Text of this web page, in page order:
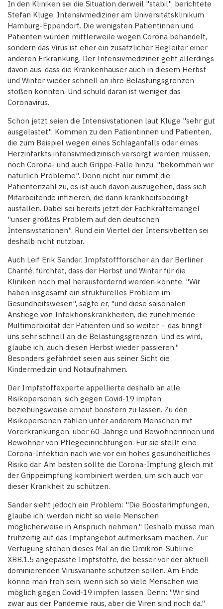
In den Kliniken sei die Situation derweil "stabil", berichtete
Stefan Kluge, Intensivmediziner am Universitätsklinikum
Hamburg-Eppendorf. Die wenigsten Patientinnen und
Patienten würden mittlerweile wegen Corona behandelt,
sondern das Virus ist eher ein zusätzlicher Begleiter einer
anderen Erkrankung. Der Intensivmediziner geht allerdings
davon aus, dass die Krankenhäuser auch in diesem Herbst
und Winter wieder schnell an ihre Belastungsgrenzen
stoßen könnten. Und schuld daran ist weniger das
Coronavirus.
Schon jetzt seien die Intensivstationen laut Kluge "sehr gut
ausgelastet". Kommen zu den Patientinnen und Patienten,
die zum Beispiel wegen eines Schlaganfalls oder eines
Herzinfarkts intensivmedizinisch versorgt werden müssen,
noch Corona- und auch Grippe-Fälle hinzu, "bekommen wir
natürlich Probleme". Denn nicht nur nimmt die
Patientenzahl zu, es ist auch davon auszugehen, dass sich
Mitarbeitende infizieren, die dann krankheitsbedingt
ausfallen. Dabei sei bereits jetzt der Fachkräftemangel
"unser größtes Problem auf den deutschen
Intensivstationen". Rund ein Viertel der Intensivbetten sei
deshalb nicht nutzbar.
Auch Leif Erik Sander, Impfstoffforscher an der Berliner
Charité, fürchtet, dass der Herbst und Winter für die
Kliniken noch mal herausfordernd werden könnte. "Wir
haben insgesamt ein strukturelles Problem im
Gesundheitswesen", sagte er, "und diese saisonalen
Anstiege von Infektionskrankheiten, die zunehmende
Multimorbidität der Patienten und so weiter – das bringt
uns sehr schnell an die Belastungsgrenzen. Und es wird,
glaube ich, auch diesen Herbst wieder passieren."
Besonders gefährdet seien aus seiner Sicht die
Kindermedizin und Notaufnahmen.
Der Impfstoffexperte appellierte deshalb an alle
Risikopersonen, sich gegen Covid-19 impfen
beziehungsweise erneut boostern zu lassen. Zu den
Risikopersonen zählen unter anderem Menschen mit
Vorerkrankungen, über 60-Jährige und Bewohnerinnen und
Bewohner von Pflegeeinrichtungen. Für sie stellt eine
Corona-Infektion nach wie vor ein hohes gesundheitliches
Risiko dar. Am besten sollte die Corona-Impfung gleich mit
der Grippeimpfung kombiniert werden, um sich auch vor
dieser Krankheit zu schützen.
Sander sieht jedoch ein Problem: "Die Boosterimpfungen,
glaube ich, werden nicht so viele Menschen
möglicherweise in Anspruch nehmen." Deshalb müsse man
frühzeitig auf das Impfangebot aufmerksam machen. Zur
Verfügung stehen dieses Mal an die Omikron-Sublinie
XBB.1.5 angepasste Impfstoffe, die besser vor der aktuell
dominierenden Virusvariante schützen sollen. Am Ende
könne man froh sein, wenn sich so viele Menschen wie
möglich gegen Covid-19 impfen lassen. Denn: "Wir sind
zwar aus der Pandemie raus, aber die Viren sind noch da."